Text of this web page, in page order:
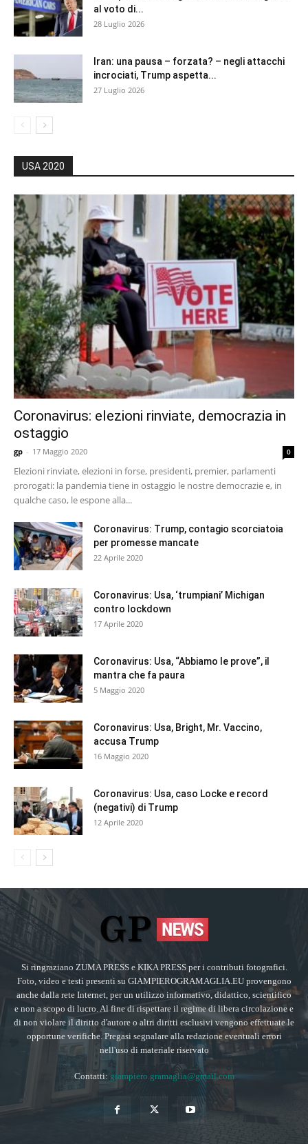
al voto di...
28 Luglio 2026
Iran: una pausa – forzata? – negli attacchi
incrociati, Trump aspetta...
27 Luglio 2026
USA 2020
Coronavirus: elezioni rinviate, democrazia in
ostaggio
gp - 17 Maggio 2020 0
Elezioni rinviate, elezioni in forse, presidenti, premier, parlamenti
prorogati: la pandemia tiene in ostaggio le nostre democrazie e, in
qualche caso, le espone alla...
Coronavirus: Trump, contagio scorciatoia
per promesse mancate
22 Aprile 2020
Coronavirus: Usa, ‘trumpiani’ Michigan
contro lockdown
17 Aprile 2020
Coronavirus: Usa, “Abbiamo le prove”, il
mantra che fa paura
5 Maggio 2020
Coronavirus: Usa, Bright, Mr. Vaccino,
accusa Trump
16 Maggio 2020
Coronavirus: Usa, caso Locke e record
(negativi) di Trump
12 Aprile 2020
Si ringraziano ZUMA PRESS e KIKA PRESS per i contributi fotografici.
Foto, video e testi presenti su GIAMPIEROGRAMAGLIA.EU provengono
anche dalla rete Internet, per un utilizzo informativo, didattico, scientifico
e non a scopo di lucro. Al fine di rispettare il regime di libera circolazione e
di non violare il diritto d'autore o altri diritti esclusivi vengono effettuate le
opportune verifiche. Pregasi segnalare alla redazione eventuali errori
nell'uso di materiale riservato
Contatti: giampiero.gramaglia@gmail.com